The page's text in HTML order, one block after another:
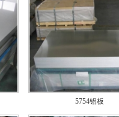
5754铝板